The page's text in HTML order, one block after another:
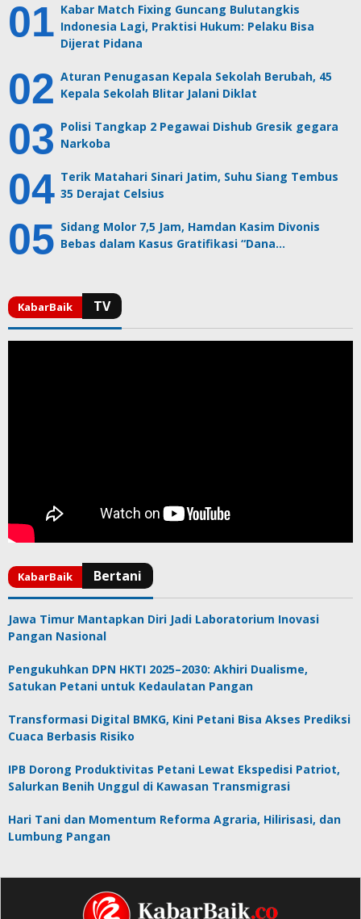
Kabar Match Fixing Guncang Bulutangkis
Indonesia Lagi, Praktisi Hukum: Pelaku Bisa
Dijerat Pidana
Aturan Penugasan Kepala Sekolah Berubah, 45
Kepala Sekolah Blitar Jalani Diklat
Polisi Tangkap 2 Pegawai Dishub Gresik gegara
Narkoba
Terik Matahari Sinari Jatim, Suhu Siang Tembus
35 Derajat Celsius
Sidang Molor 7,5 Jam, Hamdan Kasim Divonis
Bebas dalam Kasus Gratifikasi “Dana…
Jawa Timur Mantapkan Diri Jadi Laboratorium Inovasi
Pangan Nasional
Pengukuhkan DPN HKTI 2025–2030: Akhiri Dualisme,
Satukan Petani untuk Kedaulatan Pangan
Transformasi Digital BMKG, Kini Petani Bisa Akses Prediksi
Cuaca Berbasis Risiko
IPB Dorong Produktivitas Petani Lewat Ekspedisi Patriot,
Salurkan Benih Unggul di Kawasan Transmigrasi
Hari Tani dan Momentum Reforma Agraria, Hilirisasi, dan
Lumbung Pangan